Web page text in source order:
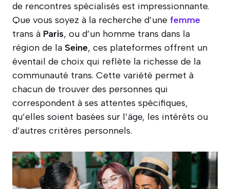
de rencontres spécialisés est impressionnante.
Que vous soyez à la recherche d’une femme
trans à Paris, ou d’un homme trans dans la
région de la Seine, ces plateformes offrent un
éventail de choix qui reflète la richesse de la
communauté trans. Cette variété permet à
chacun de trouver des personnes qui
correspondent à ses attentes spécifiques,
qu’elles soient basées sur l’âge, les intérêts ou
d’autres critères personnels.